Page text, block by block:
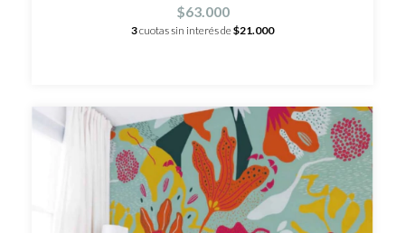
$63.000
3cuotas sin interés de$21.000